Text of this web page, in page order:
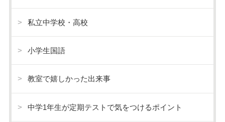
私立中学校・高校
小学生国語
教室で嬉しかった出来事
中学1年生が定期テストで気をつけるポイント